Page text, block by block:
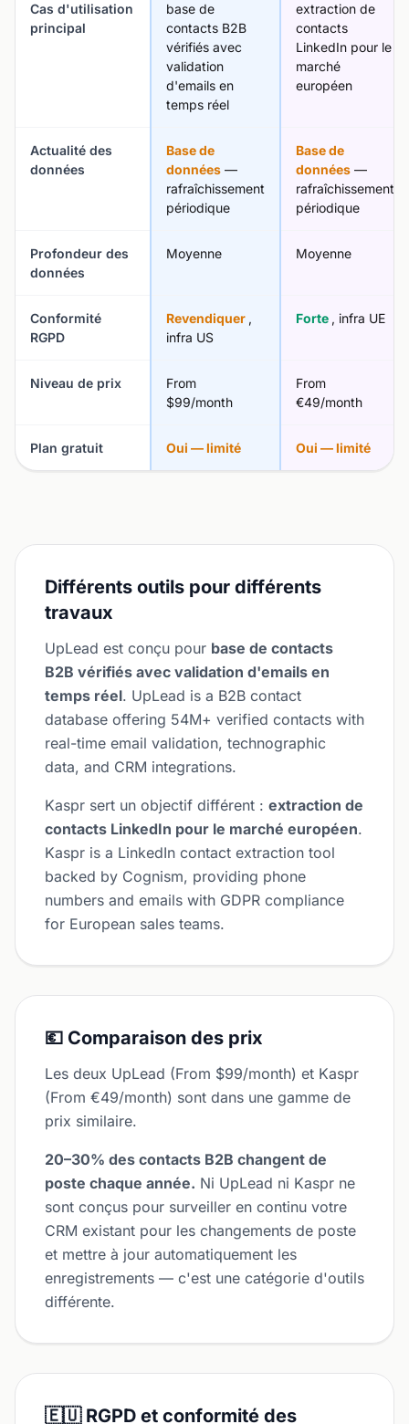
Cas d'utilisation
principal
base de
contacts B2B
vérifiés avec
validation
d'emails en
temps réel
extraction de
contacts
LinkedIn pour le
marché
européen
Actualité des
données
Base de
données —
rafraîchissement
périodique
Base de
données —
rafraîchissement
périodique
Profondeur des
données
Moyenne Moyenne
Conformité
RGPD
Revendiquer ,
infra US
Forte , infra UE
Niveau de prix
From
$99/month
From
€49/month
Plan gratuit Oui — limité Oui — limité
Différents outils pour différents
travaux
UpLead est conçu pour base de contacts
B2B vérifiés avec validation d'emails en
temps réel. UpLead is a B2B contact
database offering 54M+ verified contacts with
real-time email validation, technographic
data, and CRM integrations.
Kaspr sert un objectif différent : extraction de
contacts LinkedIn pour le marché européen.
Kaspr is a LinkedIn contact extraction tool
backed by Cognism, providing phone
numbers and emails with GDPR compliance
for European sales teams.
💶 Comparaison des prix
Les deux UpLead (From $99/month) et Kaspr
(From €49/month) sont dans une gamme de
prix similaire.
20–30% des contacts B2B changent de
poste chaque année. Ni UpLead ni Kaspr ne
sont conçus pour surveiller en continu votre
CRM existant pour les changements de poste
et mettre à jour automatiquement les
enregistrements — c'est une catégorie d'outils
différente.
🇪🇺 RGPD et conformité des